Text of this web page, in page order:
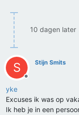
10 dagen later
S
Offline
Stijn Smits
yke
Excuses ik was op
Ik heb je in een